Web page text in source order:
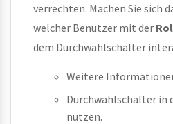
verrechten. Machen Sie sich
welcher Benutzer mit der
dem Durchwahlschalter
Weitere
Durchwahlschalter in
nutzen.